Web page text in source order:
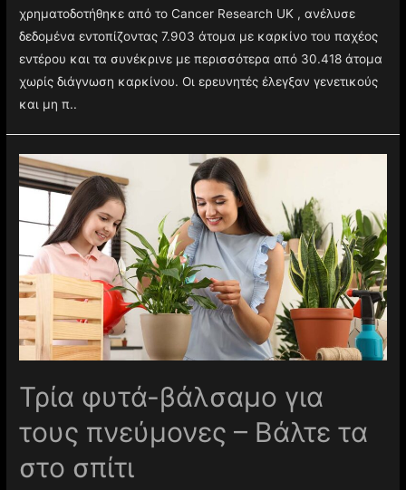
χρηματοδοτήθηκε από το Cancer Research UK , ανέλυσε
δεδομένα εντοπίζοντας 7.903 άτομα με καρκίνο του παχέος
εντέρου και τα συνέκρινε με περισσότερα από 30.418 άτομα
χωρίς διάγνωση καρκίνου. Οι ερευνητές έλεγξαν γενετικούς
και μη π..
Τρία φυτά-βάλσαμο για
τους πνεύμονες – Βάλτε τα
στο σπίτι